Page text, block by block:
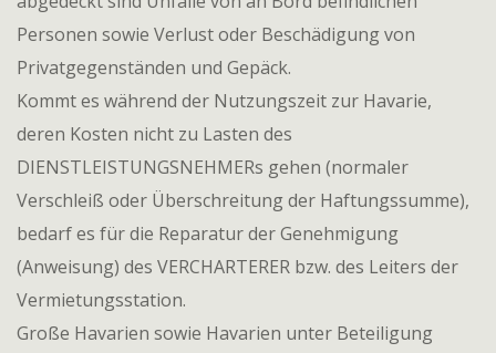
Personen sowie Verlust oder Beschädigung von
Privatgegenständen und Gepäck.
Kommt es während der Nutzungszeit zur Havarie,
deren Kosten nicht zu Lasten des
DIENSTLEISTUNGSNEHMERs gehen (normaler
Verschleiß oder Überschreitung der Haftungssumme),
bedarf es für die Reparatur der Genehmigung
(Anweisung) des VERCHARTERER bzw. des Leiters der
Vermietungsstation.
Große Havarien sowie Havarien unter Beteiligung